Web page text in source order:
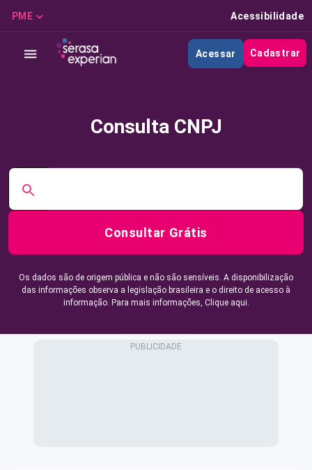
PME Acessibilidade
Acessar Cadastrar
Consulta CNPJ
Consultar Grátis
Os dados são de origem pública e não são sensíveis. A disponibilização
das informações observa a legislação brasileira e o direito de acesso à
informação. Para mais informações, Clique aqui.